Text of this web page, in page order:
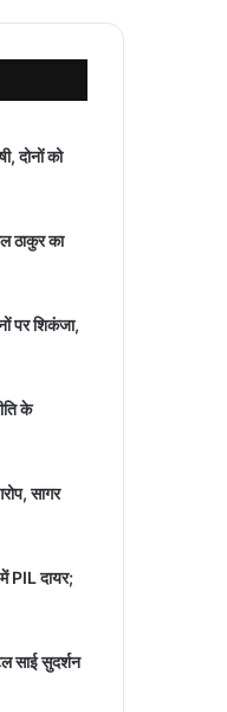
दोनों को
ठाकुर का
पर शिकंजा,
के
सागर
PIL दायर;
साई सुदर्शन